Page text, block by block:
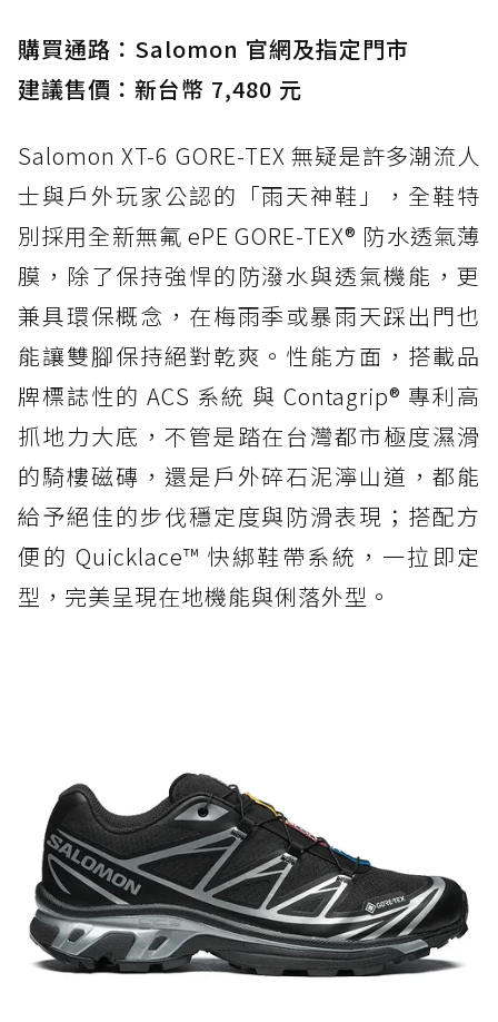
購買通路：Salomon 官網及指定門市
建議售價：新台幣 7,480 元
Salomon XT-6 GORE-TEX 無疑是許多潮流人
士與戶外玩家公認的「雨天神鞋」，全鞋特
別採用全新無氟 ePE GORE-TEX® 防水透氣薄
膜，除了保持強悍的防潑水與透氣機能，更
兼具環保概念，在梅雨季或暴雨天踩出門也
能讓雙腳保持絕對乾爽。性能方面，搭載品
牌標誌性的 ACS 系統 與 Contagrip® 專利高
抓地力大底，不管是踏在台灣都市極度濕滑
的騎樓磁磚，還是戶外碎石泥濘山道，都能
給予絕佳的步伐穩定度與防滑表現；搭配方
便的 Quicklace™ 快綁鞋帶系統，一拉即定
型，完美呈現在地機能與俐落外型。